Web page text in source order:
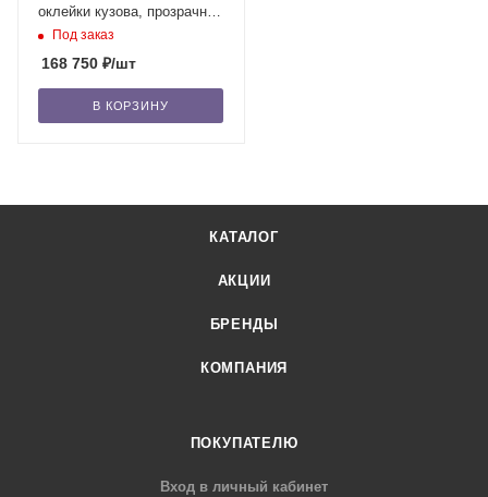
оклейки кузова, прозрачная
195 мкр. (1.5м х 15м)
Под заказ
168 750 ₽/шт
В КОРЗИНУ
КАТАЛОГ
АКЦИИ
БРЕНДЫ
КОМПАНИЯ
ПОКУПАТЕЛЮ
Вход в личный кабинет